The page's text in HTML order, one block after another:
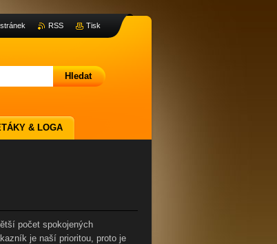
počet spokojených
je naší prioritou, proto je
& LOGA
RSS Tisk